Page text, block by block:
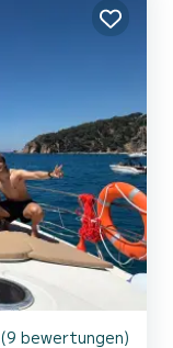
(9 bewertungen)